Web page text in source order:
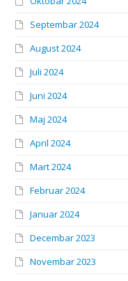
Septembar 2024
August 2024
Juli 2024
Juni 2024
Maj 2024
April 2024
Mart 2024
Februar 2024
Januar 2024
Decembar 2023
Novembar 2023